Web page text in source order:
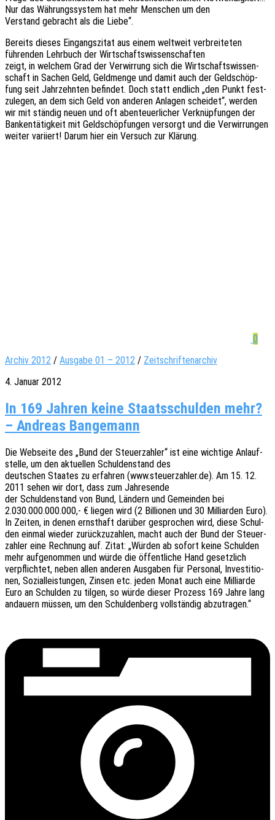
Nur das Währungs­sys­tem hat mehr Menschen um den
Verstand gebracht als die Liebe“.
Bereits dieses Eingangs­zi­tat aus einem welt­weit verbrei­te­ten
führen­den Lehr­buch der Wirtschaftswissenschaften
zeigt, in welchem Grad der Verwir­rung sich die Wirt­schafts­wis­sen­
schaft in Sachen Geld, Geld­men­ge und damit auch der Geld­schöp­
fung seit Jahr­zehn­ten befin­det. Doch statt endlich „den Punkt fest­
zu­le­gen, an dem sich Geld von ande­ren Anla­gen schei­det“, werden
wir mit stän­dig neuen und oft aben­teu­er­li­cher Verknüp­fun­gen der
Banken­tä­tig­keit mit Geld­schöp­fun­gen versorgt und die Verwir­run­gen
weiter vari­iert! Darum hier ein Versuch zur Klärung.
0
Archiv 2012 / Ausgabe 01 – 2012 / Zeitschriftenarchiv
4. Januar 2012
In 169 Jahren keine Staatsschulden mehr?
– Andreas Bangemann
Die Websei­te des „Bund der Steu­er­zah­ler“ ist eine wich­ti­ge Anlauf­
stel­le, um den aktu­el­len Schul­den­stand des
deut­schen Staa­tes zu erfah­ren (www.steuerzahler.de). Am 15. 12.
2011 sehen wir dort, dass zum Jahresende
der Schul­den­stand von Bund, Ländern und Gemein­den bei
2.030.000.000.000,- € liegen wird (2 Billio­nen und 30 Milli­ar­den Euro).
In Zeiten, in denen ernst­haft darüber gespro­chen wird, diese Schul­
den einmal wieder zurück­zu­zah­len, macht auch der Bund der Steu­er­
zah­ler eine Rech­nung auf. Zitat: „Würden ab sofort keine Schul­den
mehr aufge­nom­men und würde die öffent­li­che Hand gesetz­lich
verpflich­tet, neben allen ande­ren Ausga­ben für Perso­nal, Inves­ti­tio­
nen, Sozi­al­leis­tun­gen, Zinsen etc. jeden Monat auch eine Milli­ar­de
Euro an Schul­den zu tilgen, so würde dieser Prozess 169 Jahre lang
andau­ern müssen, um den Schul­den­berg voll­stän­dig abzutragen.“